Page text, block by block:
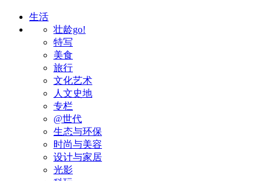
生活
壮龄go!
特写
美食
旅行
文化艺术
人文史地
专栏
@世代
生态与环保
时尚与美容
设计与家居
光影